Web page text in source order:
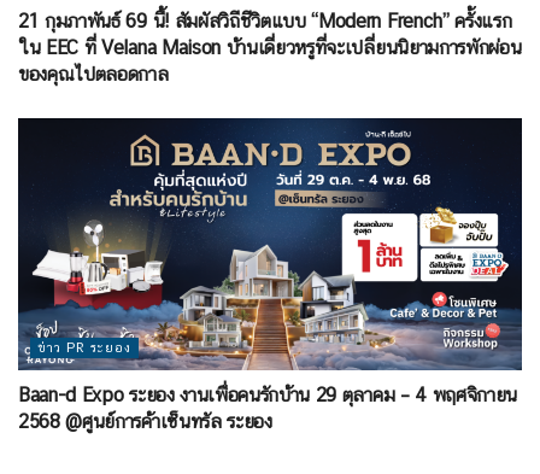
21 กุมภาพันธ์ 69 นี้! สัมผัสวิถีชีวิตแบบ “Modern French” ครั้งแรก
ใน EEC ที่ Velana Maison บ้านเดี่ยวหรูที่จะเปลี่ยนนิยามการพักผ่อน
ของคุณไปตลอดกาล
ข่าว PR ระยอง
Baan-d Expo ระยอง งานเพื่อคนรักบ้าน 29 ตุลาคม – 4 พฤศจิกายน
2568 @ศูนย์การค้าเซ็นทรัล ระยอง